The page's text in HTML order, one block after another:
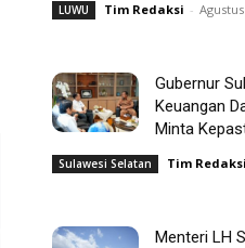
LUWU Tim Redaksi -
Gubernur
Keuangan
Minta
Sulawesi Selatan Tim Redaksi
Menteri LH